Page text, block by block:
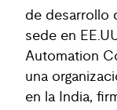
de desarrollo
sede en
Automation
una
en la India,